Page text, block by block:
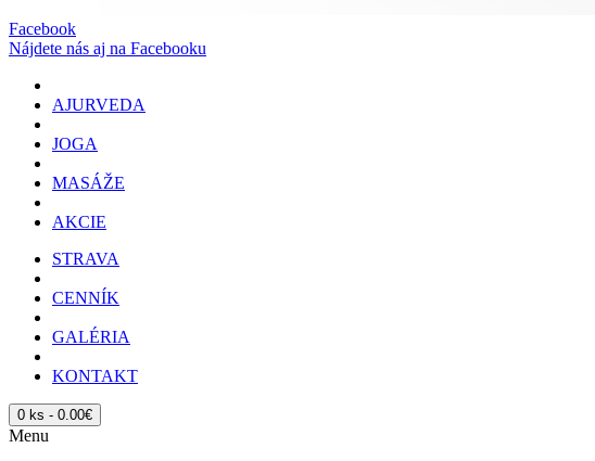
Facebook
Nájdete nás aj na Facebooku
AJURVEDA
JOGA
MASÁŽE
AKCIE
STRAVA
CENNÍK
GALÉRIA
KONTAKT
0 ks - 0.00€
Menu